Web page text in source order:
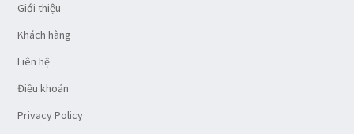
Giới thiệu
Khách hàng
Liên hệ
Điều khoản
Privacy Policy